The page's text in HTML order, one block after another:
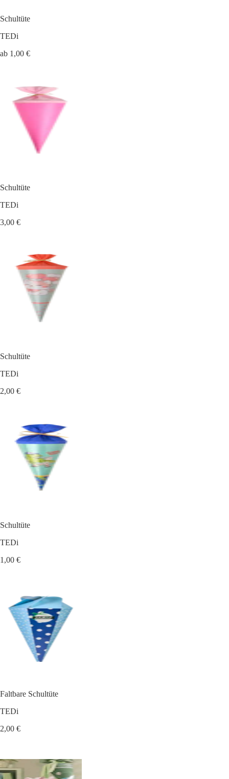
Schultüte
TEDi
ab 1,00 €
Schultüte
TEDi
3,00 €
Schultüte
TEDi
2,00 €
Schultüte
TEDi
1,00 €
Faltbare Schultüte
TEDi
2,00 €